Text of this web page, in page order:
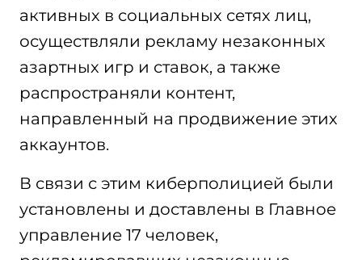
активных в социальных сетях лиц,
осуществляли рекламу незаконных
азартных игр и ставок, а также
распространяли контент,
направленный на продвижение этих
аккаунтов.
В связи с этим киберполицией были
установлены и доставлены в Главное
управление 17 человек,